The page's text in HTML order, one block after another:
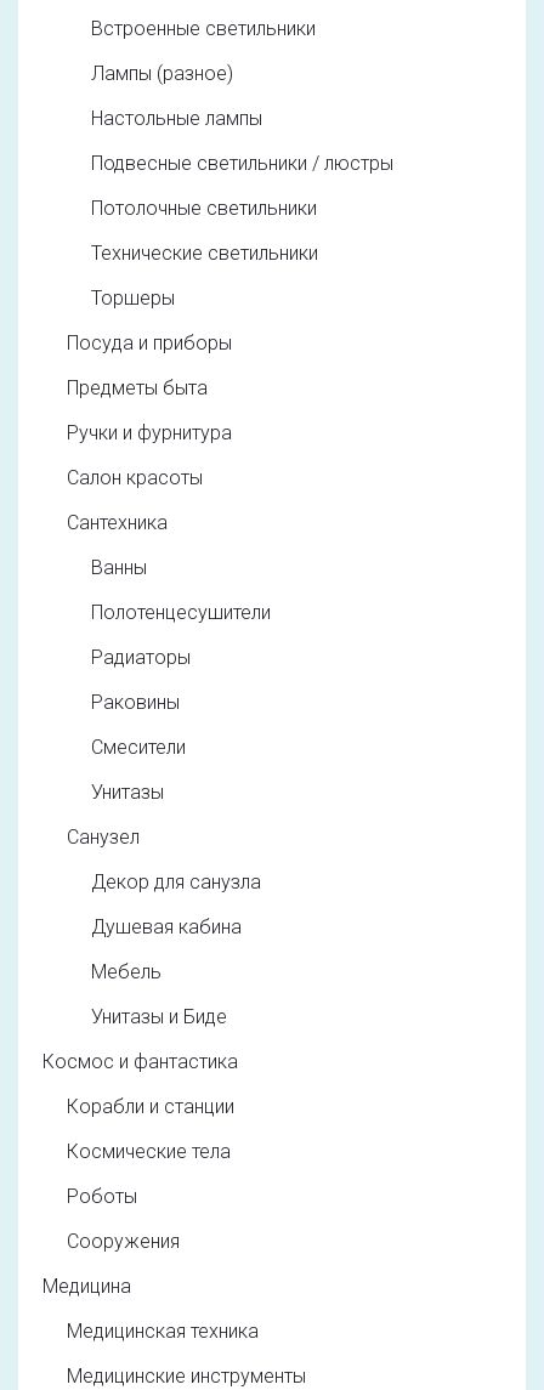
Встроенные светильники
Лампы (разное)
Настольные лампы
Подвесные светильники / люстры
Потолочные светильники
Технические светильники
Торшеры
Посуда и приборы
Предметы быта
Ручки и фурнитура
Салон красоты
Сантехника
Ванны
Полотенцесушители
Радиаторы
Раковины
Смесители
Унитазы
Санузел
Декор для санузла
Душевая кабина
Мебель
Унитазы и Биде
Космос и фантастика
Корабли и станции
Космические тела
Роботы
Сооружения
Медицина
Медицинская техника
Медицинские инструменты